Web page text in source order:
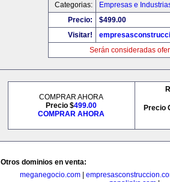
Categorias:
Empresas e
Precio:
$499.00
Visitar!
Serán consideradas
COMPRAR AHORA
Precio $499.00
COMPRAR AHORA
Precio
Otros dominios en venta:
meganegocio.com|